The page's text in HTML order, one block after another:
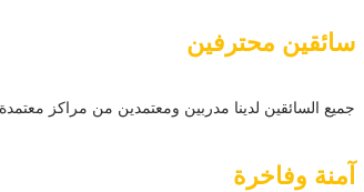
سائقين محترفين
جميع السائقين لدينا مدربين ومعتمدين من مراكز
آمنة وفاخرة